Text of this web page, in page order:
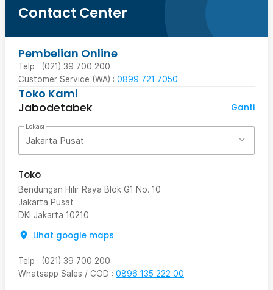
Contact Center
Pembelian Online
Telp : (021) 39 700 200
Customer Service (WA) : 0899 721 7050
Toko Kami
Jabodetabek
Ganti
Lokasi
Jakarta Pusat
Toko
Bendungan Hilir Raya Blok G1 No. 10
Jakarta Pusat
DKI Jakarta 10210
Lihat google maps
Telp : (021) 39 700 200
Whatsapp Sales / COD : 0896 135 222 00